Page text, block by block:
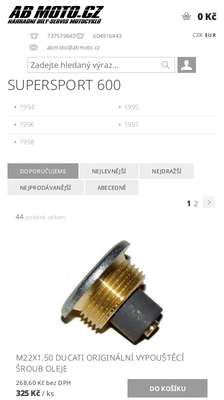
737579840
604916443
abmoto@abmoto.cz
CZK EUR
0 Kč
SUPERSPORT 600
1994
1995
1996
1997
1998
DOPORUČUJEME NEJLEVNĚJŠÍ NEJDRAŽŠÍ
NEJPRODÁVANĚJŠÍ ABECEDNĚ
1 2
44 položek celkem
M22X1.50 DUCATI ORIGINÁLNÍ VYPOUŠTĚCÍ
ŠROUB OLEJE
268,60 Kč bez DPH
325 Kč / ks